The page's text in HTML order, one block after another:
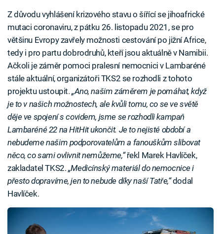
Z důvodu vyhlášení krizového stavu o šířící se jihoafrické
mutaci coronaviru, z pátku 26. listopadu 2021, se pro
většinu Evropy zavřely možnosti cestování po jižní Africe,
tedy i pro partu dobrodruhů, kteří jsou aktuálně v Namibii.
Ačkoli je záměr pomoci pralesní nemocnici v Lambaréné
stále aktuální, organizátoři TKS2 se rozhodli z tohoto
projektu ustoupit. „Ano, našim záměrem je pomáhat, když
je to v našich možnostech, ale kvůli tomu, co se ve světě
děje ve spojení s covidem, jsme se rozhodli kampaň
Lambaréné 22 na HitHit ukončit. Je to nejisté období a
nebudeme našim podporovatelům a fanouškům slibovat
něco, co sami ovlivnit nemůžeme,“řekl Marek Havlíček,
zakladatel TKS2. „Medicínský materiál do nemocnice i
přesto dopravíme, jen to nebude díky naší Tatře,“dodal
Havlíček.